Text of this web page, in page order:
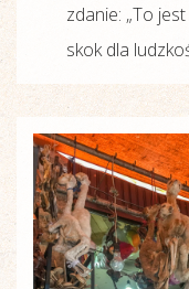
zdanie: „To
skok dla